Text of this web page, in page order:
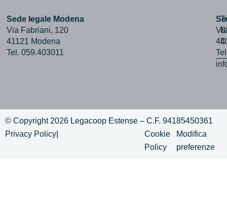
Sede legale Modena
Via Fabriani, 120
41121 Modena
Tel. 059.403011
© Copyright 2026 Legacoop Estense – C.F. 94185450361
Privacy Policy
Cookie
Policy
Modifica
preferenze